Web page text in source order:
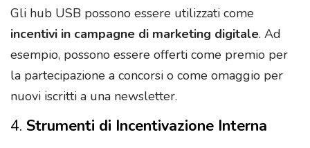
Gli hub USB possono essere utilizzati come
incentivi in campagne di marketing digitale. Ad
esempio, possono essere offerti come premio per
la partecipazione a concorsi o come omaggio per
nuovi iscritti a una newsletter.
4. Strumenti di Incentivazione Interna